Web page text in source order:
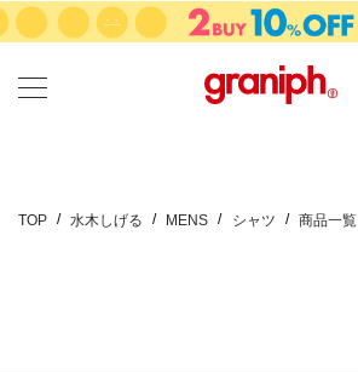
カテゴリーから探す
KIDS
カテゴリ
サイズ
TOP 水木しげる MENS シャツ 商品一覧